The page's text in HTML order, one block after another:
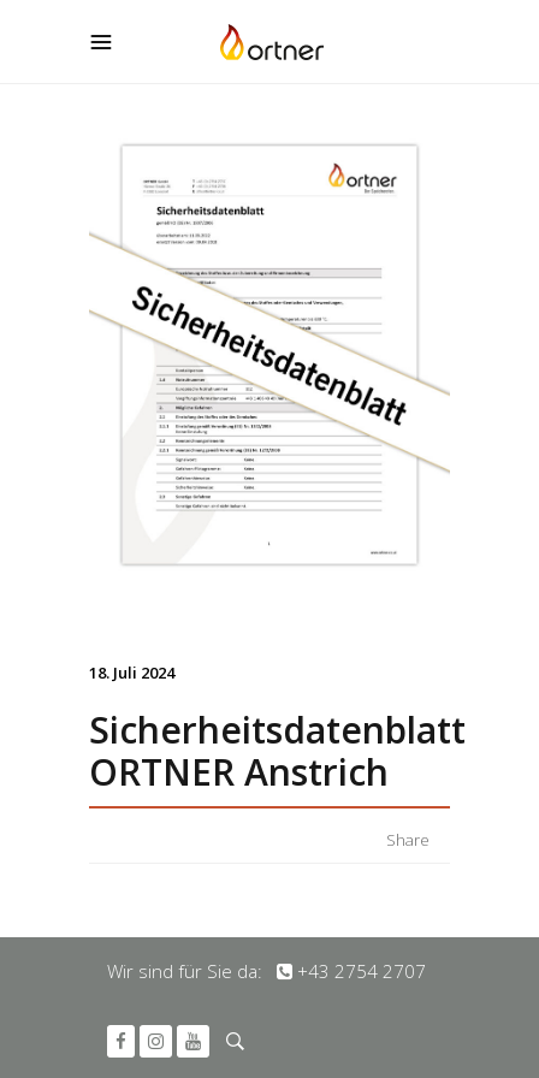
18. Juli 2024
Sicherheitsdatenblatt
ORTNER Anstrich
Share
Wir sind für Sie da: +43 2754 2707